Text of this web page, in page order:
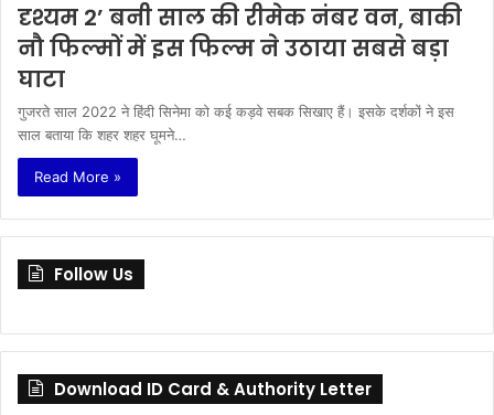
दृश्यम 2’ बनी साल की रीमेक नंबर वन, बाकी
नौ फिल्मों में इस फिल्म ने उठाया सबसे बड़ा
घाटा
गुजरते साल 2022 ने हिंदी सिनेमा को कई कड़वे सबक सिखाए हैं। इसके दर्शकों ने इस
साल बताया कि शहर शहर घूमने…
Read More »
Follow Us
Download ID Card & Authority Letter